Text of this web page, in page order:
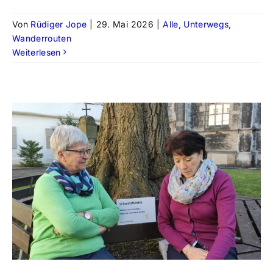
Von Rüdiger Jope 29. Mai 2026 Alle, Unterwegs,
Wanderrouten
Weiterlesen